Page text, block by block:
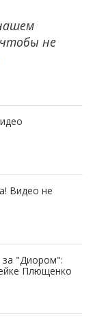
чтобы не
Видео не
за "Диором":
Плющенко